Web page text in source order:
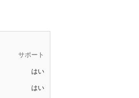
サポート
はい
はい